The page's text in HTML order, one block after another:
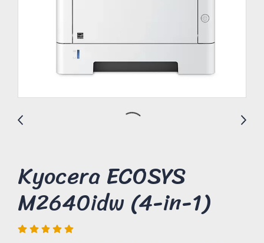
Kyocera ECOSYS
M2640idw (4-in-1)